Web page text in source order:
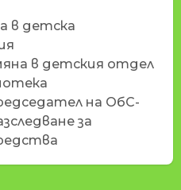
в детска
в детския отдел
на ОбС-
за